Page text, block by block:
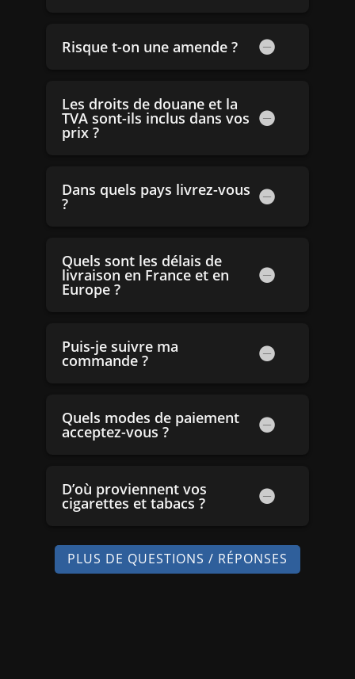
Risque t-on une amende ?
Les droits de douane et la
TVA sont-ils inclus dans vos
prix ?
Dans quels pays livrez-vous
?
Quels sont les délais de
livraison en France et en
Europe ?
Puis-je suivre ma
commande ?
Quels modes de paiement
acceptez-vous ?
D’où proviennent vos
cigarettes et tabacs ?
PLUS DE QUESTIONS / RÉPONSES